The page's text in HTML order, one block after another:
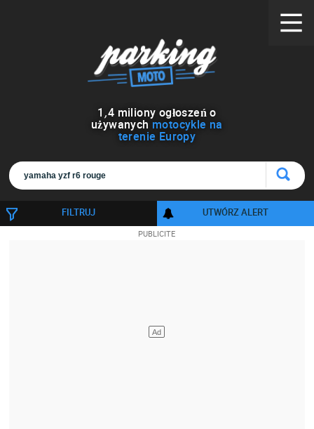
1 ,4 miliony ogłoszeń o
używanych motocykle na
terenie Europy
FILTRUJ UTWÓRZ ALERT